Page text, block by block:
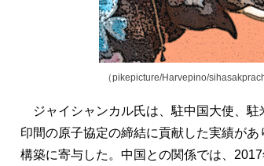
（pikepicture/Harvepino/
ジャイシャンカル氏は、駐中国大使、駐
印間の原子協定の締結に貢献した実績が
構築に寄与した。中国との関係では、